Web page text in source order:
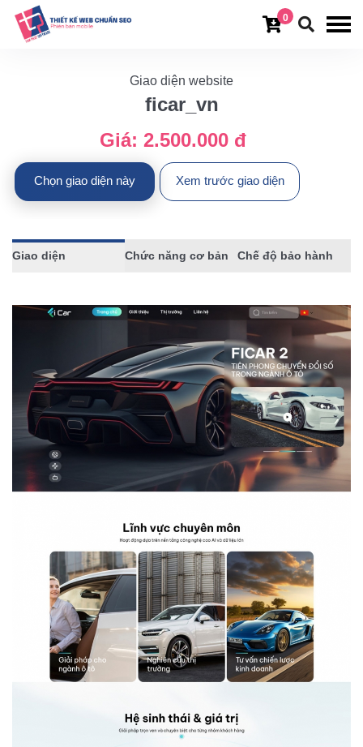
0
Giao diện website
ficar_vn
Giá: 2.500.000 đ
Chọn giao diện này Xem trước giao diện
Giao diện Chức năng cơ bản Chế độ bảo hành